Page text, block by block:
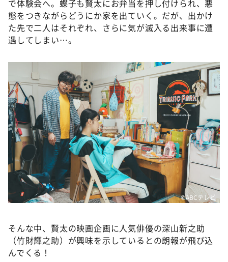
で体験会へ。蝶子も賢太にお弁当を押し付けられ、悪
態をつきながらどうにか家を出ていく。だが、出かけ
た先で二人はそれぞれ、さらに気が滅入る出来事に遭
遇してしまい…。
©️ABCテレビ
そんな中、賢太の映画企画に人気俳優の深山新之助
（竹財輝之助）が興味を示しているとの朗報が飛び込
んでくる！